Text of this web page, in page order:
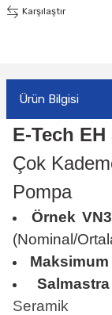
Karşılaştır
Ürün Bilgisi
E-Tech
Çok
Pompa
Örnek
(Nominal/
Maksimum
Salmastra
Seramik